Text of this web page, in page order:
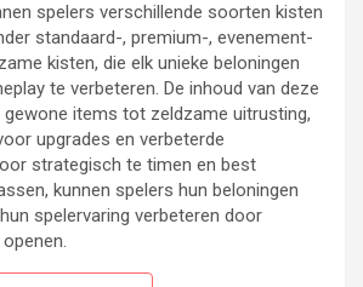
spelers verschillende soorten kisten
standaard-, premium-, evenement-
kisten, die elk unieke beloningen
te verbeteren. De inhoud van deze
gewone items tot zeldzame uitrusting,
upgrades en verbeterde
strategisch te timen en best
kunnen spelers hun beloningen
spelervaring verbeteren door